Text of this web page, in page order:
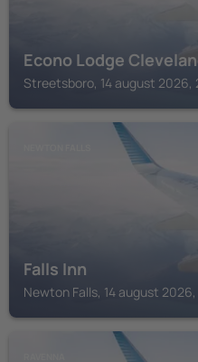
Econo Lodge
Streetsboro, 14 august 2026,
Falls Inn
Newton Falls, 14 august